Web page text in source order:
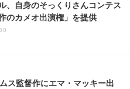
、自身のそっくりさんコンテス
のカメオ出演権」を提供
ス監督作にエマ・マッキー出